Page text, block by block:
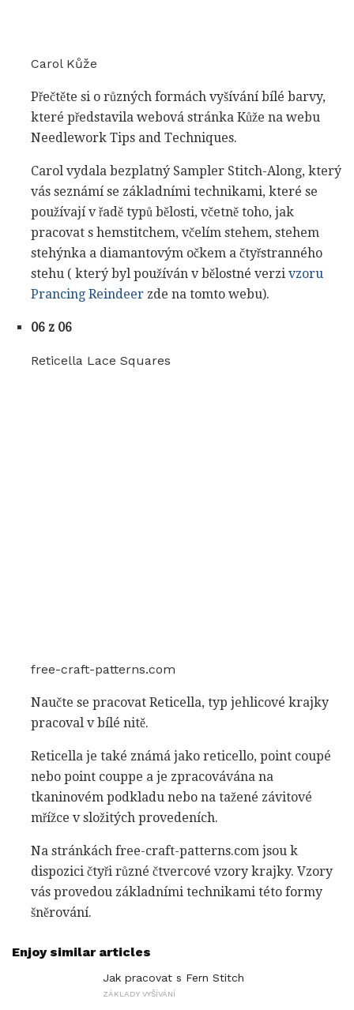
Carol Kůže
Přečtěte si o různých formách vyšívání bílé barvy,
které představila webová stránka Kůže na webu
Needlework Tips and Techniques.
Carol vydala bezplatný Sampler Stitch-Along, který
vás seznámí se základními technikami, které se
používají v řadě typů bělosti, včetně toho, jak
pracovat s hemstitchem, včelím stehem, stehem
stehýnka a diamantovým očkem a čtyřstranného
stehu ( který byl používán v bělostné verzi vzoru
Prancing Reindeer zde na tomto webu).
06 z 06
Reticella Lace Squares
free-craft-patterns.com
Naučte se pracovat Reticella, typ jehlicové krajky
pracoval v bílé nitě.
Reticella je také známá jako reticello, point coupé
nebo point couppe a je zpracovávána na
tkaninovém podkladu nebo na tažené závitové
mřížce v složitých provedeních.
Na stránkách free-craft-patterns.com jsou k
dispozici čtyři různé čtvercové vzory krajky. Vzory
vás provedou základními technikami této formy
šněrování.
Enjoy similar articles
Jak pracovat s Fern Stitch
ZÁKLADY VYŠÍVÁNÍ